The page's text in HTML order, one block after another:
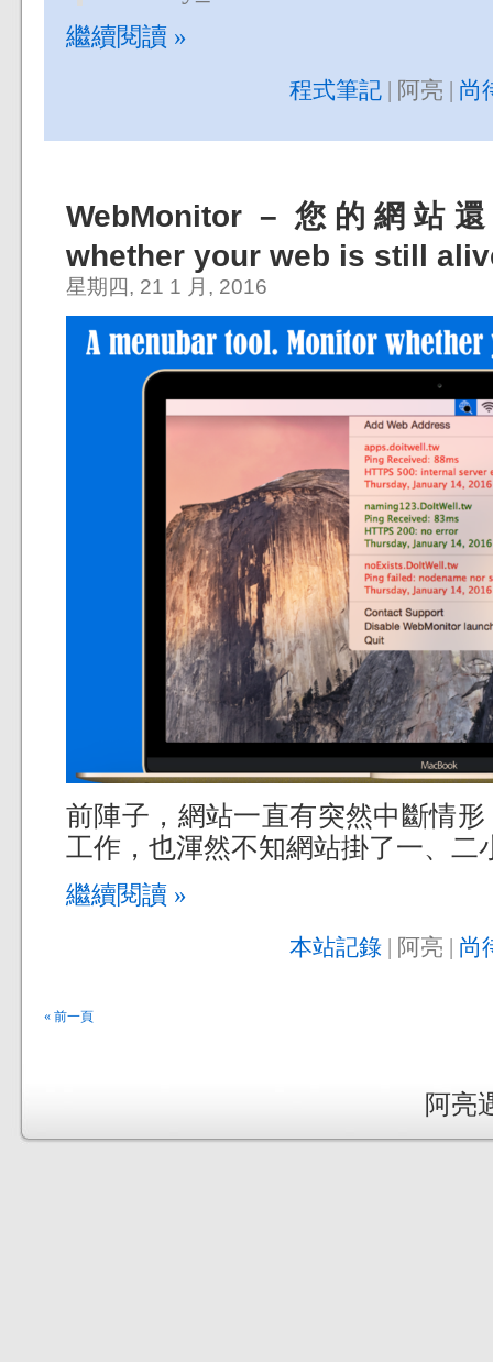
繼續閱讀 »
程式筆記 | 阿亮 | 尚
WebMonitor – 您的網站
whether your web is still
星期四, 21 1 月, 2016
前陣子，網站一直有突然中斷情
工作，也渾然不知網站掛了一、二
繼續閱讀 »
本站記錄 | 阿亮 | 尚
« 前一頁
阿亮